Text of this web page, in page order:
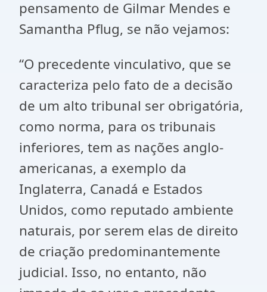
pensamento de Gilmar Mendes e
Samantha Pflug, se não vejamos:
“O precedente vinculativo, que se
caracteriza pelo fato de a decisão
de um alto tribunal ser obrigatória,
como norma, para os tribunais
inferiores, tem as nações anglo-
americanas, a exemplo da
Inglaterra, Canadá e Estados
Unidos, como reputado ambiente
naturais, por serem elas de direito
de criação predominantemente
judicial. Isso, no entanto, não